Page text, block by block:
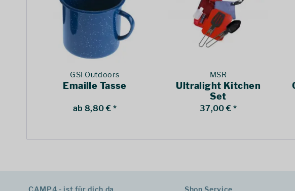
GSI Outdoors
Emaille Tasse
ab 8,80 € *
MSR
Ultralight Kitchen
Set
37,00 € *